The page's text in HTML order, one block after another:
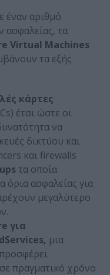
έναν αριθμό
ασφαλείας, τα
Virtual Machines
τα εξής
κάρτες
έτσι ώστε οι
να
δικτύου και
και firewalls
τα οποία
ασφαλείας για
μεγαλύτερο
για
Services, μια
πραγματικό χρόνο